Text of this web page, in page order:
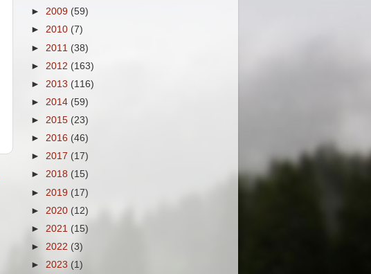
► 2009 (59)
► 2010 (7)
► 2011 (38)
► 2012 (163)
► 2013 (116)
► 2014 (59)
► 2015 (23)
► 2016 (46)
► 2017 (17)
► 2018 (15)
► 2019 (17)
► 2020 (12)
► 2021 (15)
► 2022 (3)
► 2023 (1)